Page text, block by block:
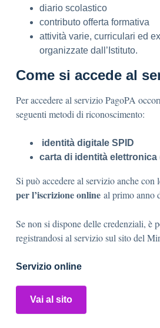
diario scolastico
contributo offerta formativa
attività varie, curriculari ed
organizzate dall’Istituto.
Come si accede al
Per accedere al servizio PagoPA
seguenti metodi di riconoscimento:
identità digitale SPID
carta di identità elettronica
Si può accedere al servizio anche con
per l’iscrizione online al primo anno
Se non si dispone delle credenziali, è
registrandosi al servizio sul sito del
Servizio online
Vai al sito